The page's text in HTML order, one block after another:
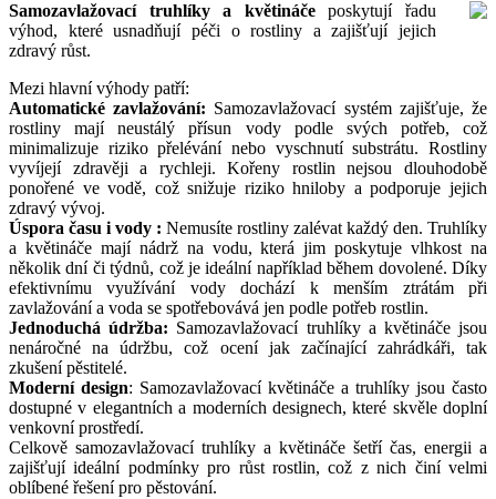
Samozavlažovací truhlíky a květináčeposkytují řadu
výhod, které usnadňují péči o rostliny a zajišťují jejich
zdravý růst.
Mezi hlavní výhody patří:
Automatické zavlažování: Samozavlažovací systém zajišťuje, že
rostliny mají neustálý přísun vody podle svých potřeb, což
minimalizuje riziko přelévání nebo vyschnutí substrátu. Rostliny
vyvíjejí zdravěji a rychleji. Kořeny rostlin nejsou dlouhodobě
ponořené ve vodě, což snižuje riziko hniloby a podporuje jejich
zdravý vývoj.
Úspora času i vody : Nemusíte rostliny zalévat každý den. Truhlíky
a květináče mají nádrž na vodu, která jim poskytuje vlhkost na
několik dní či týdnů, což je ideální například během dovolené. Díky
efektivnímu využívání vody dochází k menším ztrátám při
zavlažování a voda se spotřebovává jen podle potřeb rostlin.
Jednoduchá údržba: Samozavlažovací truhlíky a květináče jsou
nenáročné na údržbu, což ocení jak začínající zahrádkáři, tak
zkušení pěstitelé.
Moderní design: Samozavlažovací květináče a truhlíky jsou často
dostupné v elegantních a moderních designech, které skvěle doplní
venkovní prostředí.
Celkově samozavlažovací truhlíky a květináče šetří čas, energii a
zajišťují ideální podmínky pro růst rostlin, což z nich činí velmi
oblíbené řešení pro pěstování.